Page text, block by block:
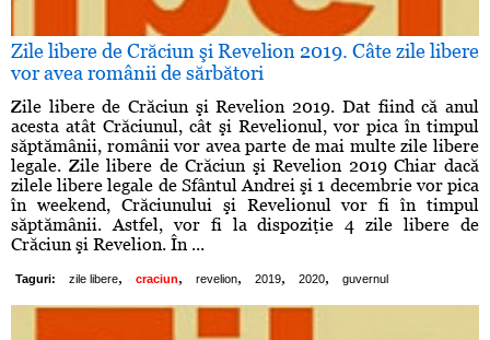
Zile libere de Crăciun şi Revelion 2019. Câte zile libere
vor avea românii de sărbători
Zile libere de Crăciun şi Revelion 2019. Dat fiind că anul
acesta atât Crăciunul, cât şi Revelionul, vor pica în timpul
săptămânii, românii vor avea parte de mai multe zile libere
legale. Zile libere de Crăciun şi Revelion 2019 Chiar dacă
zilele libere legale de Sfântul Andrei şi 1 decembrie vor pica
în weekend, Crăciunului şi Revelionul vor fi în timpul
săptămânii. Astfel, vor fi la dispoziţie 4 zile libere de
Crăciun şi Revelion. În ...
Taguri: zile libere, craciun, revelion, 2019, 2020, guvernul